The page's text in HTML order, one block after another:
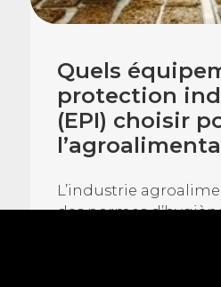
Quels
protection
(EPI) choisir
L’industrie
des normes